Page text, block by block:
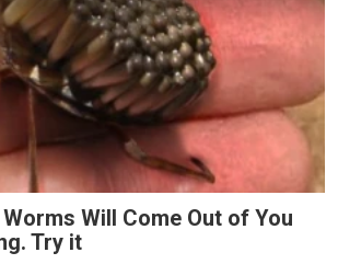
Will Come Out of You
Try it